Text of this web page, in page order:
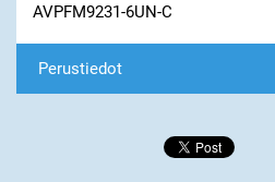
AVPFM9231-6UN-C
Perustiedot